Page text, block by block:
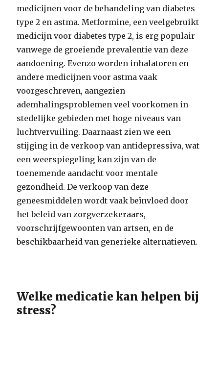
medicijnen voor de behandeling van diabetes
type 2 en astma. Metformine, een veelgebruikt
medicijn voor diabetes type 2, is erg populair
vanwege de groeiende prevalentie van deze
aandoening. Evenzo worden inhalatoren en
andere medicijnen voor astma vaak
voorgeschreven, aangezien
ademhalingsproblemen veel voorkomen in
stedelijke gebieden met hoge niveaus van
luchtvervuiling. Daarnaast zien we een
stijging in de verkoop van antidepressiva, wat
een weerspiegeling kan zijn van de
toenemende aandacht voor mentale
gezondheid. De verkoop van deze
geneesmiddelen wordt vaak beïnvloed door
het beleid van zorgverzekeraars,
voorschrijfgewoonten van artsen, en de
beschikbaarheid van generieke alternatieven.
Welke medicatie kan helpen bij
stress?